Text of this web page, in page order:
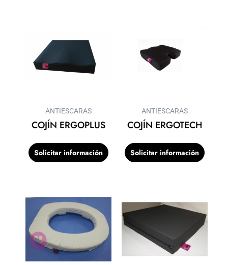
ANTIESCARAS
COJÍN ERGOPLUS
Solicitar información
ANTIESCARAS
COJÍN ERGOTECH
Solicitar información